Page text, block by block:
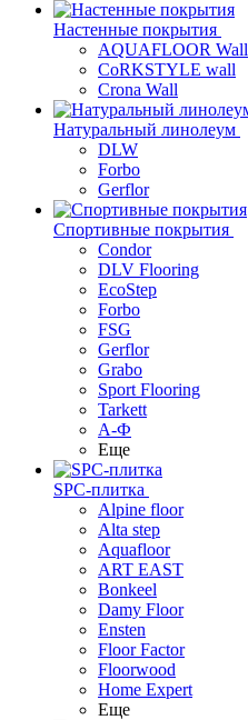
Настенные покрытия
AQUAFLOOR Wall
CoRKSTYLE wall
Crona Wall
Натуральный линолеум
DLW
Forbo
Gerflor
Спортивные покрытия
Condor
DLV Flooring
EcoStep
Forbo
FSG
Gerflor
Grabo
Sport Flooring
Tarkett
А-Ф
Еще
SPC-плитка
Alpine floor
Alta step
Aquafloor
ART EAST
Bonkeel
Damy Floor
Ensten
Floor Factor
Floorwood
Home Expert
Еще